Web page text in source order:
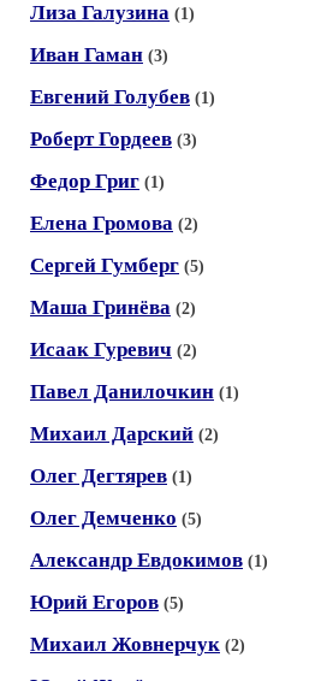
Лиза Галузина (1)
Иван Гаман (3)
Евгений Голубев (1)
Роберт Гордеев (3)
Федор Григ (1)
Елена Громова (2)
Сергей Гумберг (5)
Маша Гринёва (2)
Исаак Гуревич (2)
Павел Данилочкин (1)
Михаил Дарский (2)
Олег Дегтярев (1)
Олег Демченко (5)
Александр Евдокимов (1)
Юрий Егоров (5)
Михаил Жовнерчук (2)